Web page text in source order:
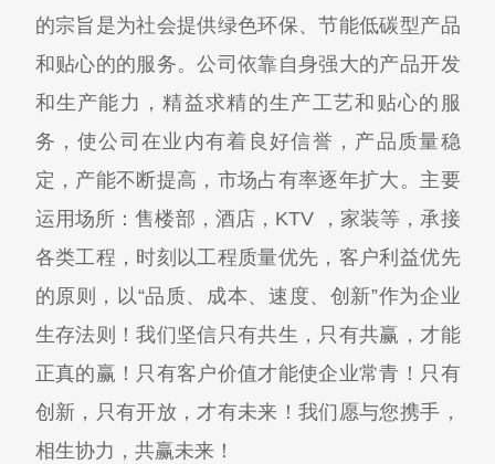
的宗旨是为社会提供绿色环保、节能低碳型产品
和贴心的的服务。公司依靠自身强大的产品开发
和生产能力，精益求精的生产工艺和贴心的服
务，使公司在业内有着良好信誉，产品质量稳
定，产能不断提高，市场占有率逐年扩大。主要
运用场所：售楼部，酒店，KTV ，家装等，承接
各类工程，时刻以工程质量优先，客户利益优先
的原则，以“品质、成本、速度、创新”作为企业
生存法则！我们坚信只有共生，只有共赢，才能
正真的赢！只有客户价值才能使企业常青！只有
创新，只有开放，才有未来！我们愿与您携手，
相生协力，共赢未来！